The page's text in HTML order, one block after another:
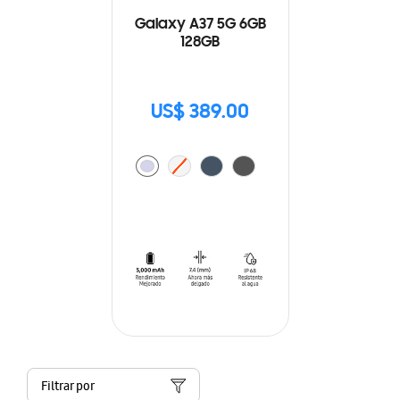
Galaxy A37 5G 6GB
128GB
US$ 389.00
Filtrar por